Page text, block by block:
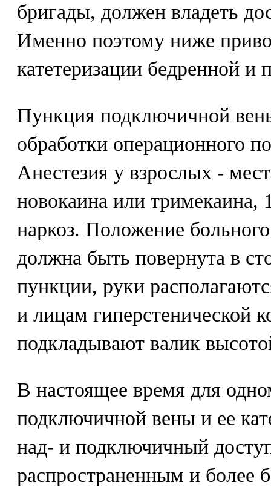
бригады, должен владеть
Именно поэтому ниже
катетеризации бедренной и
Пункция подключичной
обработки операционного
Анестезия у взрослых -
новокаина или тримекаина,
наркоз. Положение
должна быть повернута в
пункции, руки
и лицам гиперстенической
подкладывают валик
В настоящее время для
подключичной вены и ее
над- и подключичный
распространенным и более